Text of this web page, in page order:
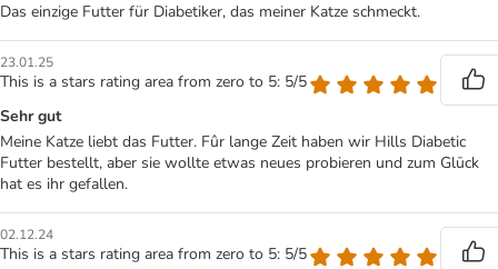
Das einzige Futter für Diabetiker, das meiner Katze schmeckt.
23.01.25
This is a stars rating area from zero to 5: 5/5
Sehr gut
Meine Katze liebt das Futter. Fûr lange Zeit haben wir Hills Diabetic
Futter bestellt, aber sie wollte etwas neues probieren und zum Glūck
hat es ihr gefallen.
02.12.24
This is a stars rating area from zero to 5: 5/5